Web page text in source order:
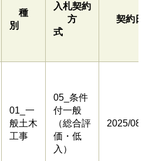
種
別
入札契約
方
式
契約
01_一
般土木
工事
05_条件
付一般
（総合評
価・低
入）
2025/